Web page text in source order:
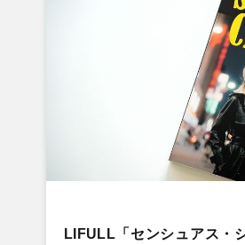
LIFULL「センシュアス・